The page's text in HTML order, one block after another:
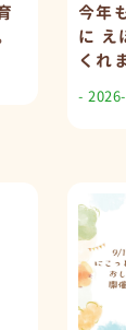
今年
に え
くれ
-